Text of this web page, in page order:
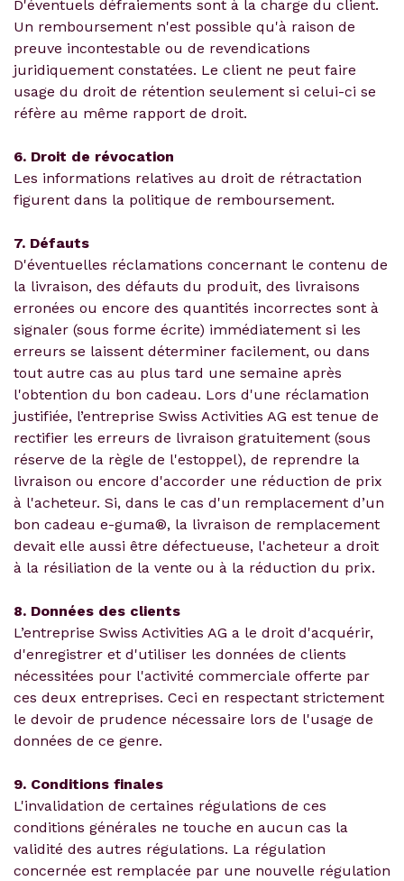
D'éventuels défraiements sont à la charge du client.
Un remboursement n'est possible qu'à raison de
preuve incontestable ou de revendications
juridiquement constatées. Le client ne peut faire
usage du droit de rétention seulement si celui-ci se
réfère au même rapport de droit.
6. Droit de révocation
Les informations relatives au droit de rétractation
figurent dans la politique de remboursement.
7. Défauts
D'éventuelles réclamations concernant le contenu de
la livraison, des défauts du produit, des livraisons
erronées ou encore des quantités incorrectes sont à
signaler (sous forme écrite) immédiatement si les
erreurs se laissent déterminer facilement, ou dans
tout autre cas au plus tard une semaine après
l'obtention du bon cadeau. Lors d'une réclamation
justifiée, l’entreprise Swiss Activities AG est tenue de
rectifier les erreurs de livraison gratuitement (sous
réserve de la règle de l'estoppel), de reprendre la
livraison ou encore d'accorder une réduction de prix
à l'acheteur. Si, dans le cas d'un remplacement d’un
bon cadeau e-guma®, la livraison de remplacement
devait elle aussi être défectueuse, l'acheteur a droit
à la résiliation de la vente ou à la réduction du prix.
8. Données des clients
L’entreprise Swiss Activities AG a le droit d'acquérir,
d'enregistrer et d'utiliser les données de clients
nécessitées pour l'activité commerciale offerte par
ces deux entreprises. Ceci en respectant strictement
le devoir de prudence nécessaire lors de l'usage de
données de ce genre.
9. Conditions finales
L'invalidation de certaines régulations de ces
conditions générales ne touche en aucun cas la
validité des autres régulations. La régulation
concernée est remplacée par une nouvelle régulation